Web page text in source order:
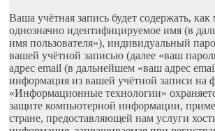
Ваша учётная запись будет содержать,
однозначно идентифицируемое имя (в
имя пользователя»), индивидуальный
вашей учётной записью (далее «ваш
адрес email (в дальнейшем «ваш адрес
информация из вашей учётной записи на
«Информационные технологии»
защите компьютерной информации,
стране, предоставляющей нам услуги